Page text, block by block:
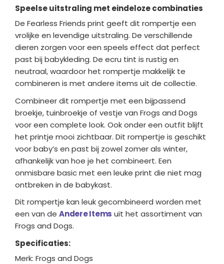
Speelse uitstraling met eindeloze combinaties
De Fearless Friends print geeft dit rompertje een
vrolijke en levendige uitstraling. De verschillende
dieren zorgen voor een speels effect dat perfect
past bij babykleding. De ecru tint is rustig en
neutraal, waardoor het rompertje makkelijk te
combineren is met andere items uit de collectie.
Combineer dit rompertje met een bijpassend
broekje, tuinbroekje of vestje van Frogs and Dogs
voor een complete look. Ook onder een outfit blijft
het printje mooi zichtbaar. Dit rompertje is geschikt
voor baby’s en past bij zowel zomer als winter,
afhankelijk van hoe je het combineert. Een
onmisbare basic met een leuke print die niet mag
ontbreken in de babykast.
Dit rompertje kan leuk gecombineerd worden met
een van de Andere Items uit het assortiment van
Frogs and Dogs.
Specificaties:
Merk: Frogs and Dogs